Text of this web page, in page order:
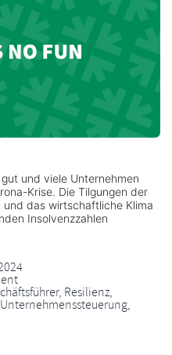
und viele Unternehmen
Krise. Die Tilgungen der
das wirtschaftliche Klima
Insolvenzzahlen
, Resilienz,
Unternehmenssteuerung,